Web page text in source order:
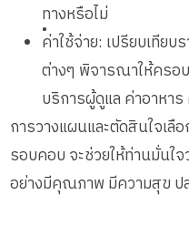
ทางหรือไม่
•
ค่าใช้จ่าย: เปรียบเทีย
ต่างๆ พิจารณาให้ครอ
บริการผู้ดูแล ค่าอาหา
การวางแผนและตัดสินใจเลื
รอบคอบ จะช่วยให้ท่านมั่นใ
อย่างมีคุณภาพ มีความสุข ป